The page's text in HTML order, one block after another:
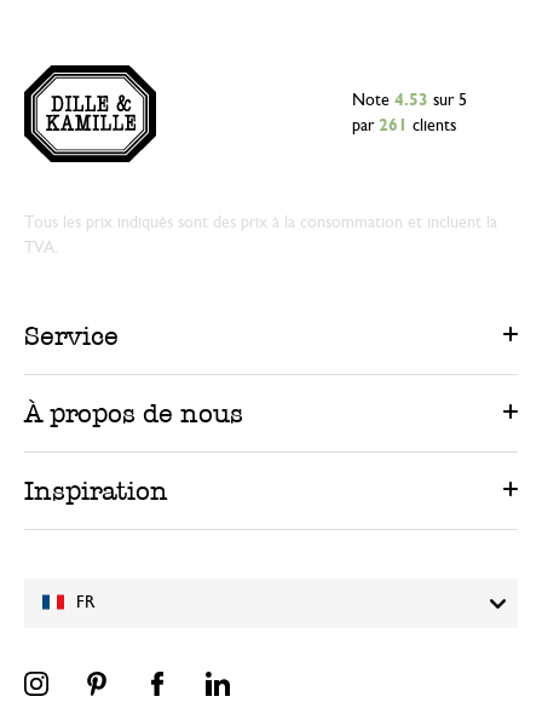
FR
Note 4.53 sur 5
par 261 clients
Tous les prix indiqués sont des prix à la consommation et incluent la
TVA.
Service
À propos de nous
Inspiration